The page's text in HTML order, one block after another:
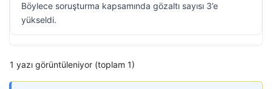
Böylece soruşturma kapsamında gözaltı sayısı 3’e
yükseldi.
1 yazı görüntüleniyor (toplam 1)